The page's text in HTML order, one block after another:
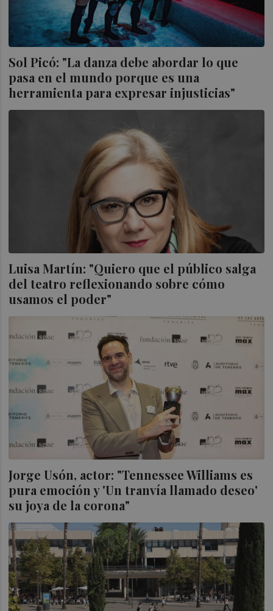
Sol Picó: "La danza debe abordar lo que
pasa en el mundo porque es una
herramienta para expresar injusticias"
Luisa Martín: "Quiero que el público salga
del teatro reflexionando sobre cómo
usamos el poder"
Jorge Usón, actor: "Tennessee Williams es
pura emoción y 'Un tranvía llamado deseo'
su joya de la corona"